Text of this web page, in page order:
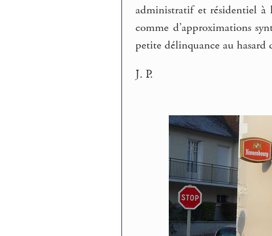
administratif et résidentiel à
comme d’approximations
petite délinquance au hasard
J. P.